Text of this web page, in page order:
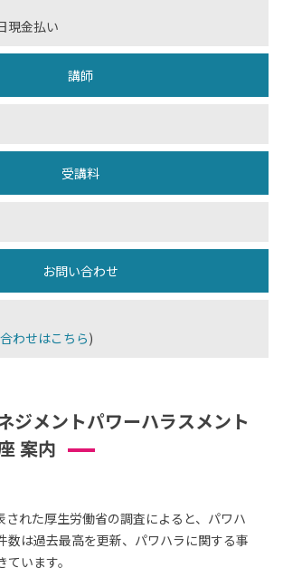
現金払い
講師
受講料
お問い合わせ
わせはこちら)
ジメントパワーハラスメント
案内
された厚生労働省の調査によると、パワハ
数は過去最高を更新、パワハラに関する事
います。